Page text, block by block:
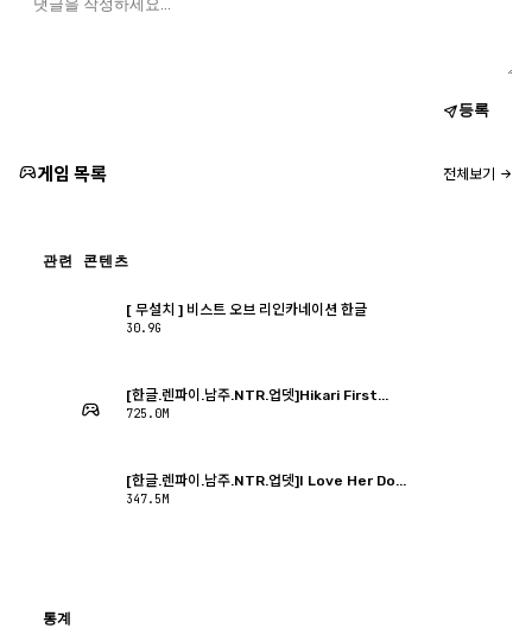
등록
게임 목록 전체보기
관련 콘텐츠
[ 무설치 ] 비스트 오브 리인카네이션 한글
30.9G
[한글.렌파이.남주.NTR.업뎃]Hikari First...
725.0M
[한글.렌파이.남주.NTR.업뎃]I Love Her Do...
347.5M
통계